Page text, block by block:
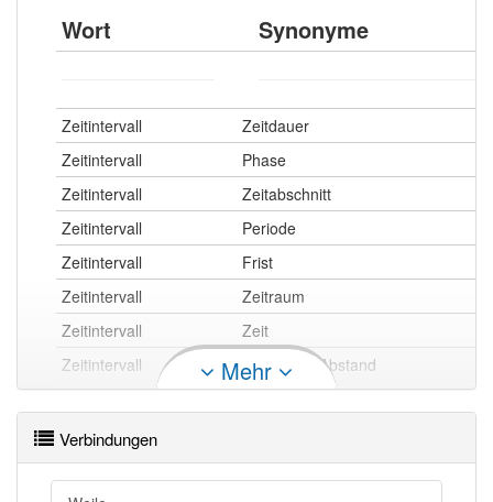
Wort Synonyme
Zeitintervall
Zeitdauer
Zeitintervall
Phase
Zeitintervall
Zeitabschnitt
Zeitintervall
Periode
Zeitintervall
Frist
Zeitintervall
Zeitraum
Zeitintervall
Zeit
Zeitintervall
(zeitlicher) Abstand
Zeitintervall
Zeitintervall
Zeitspanne
Mehr
Verbindungen